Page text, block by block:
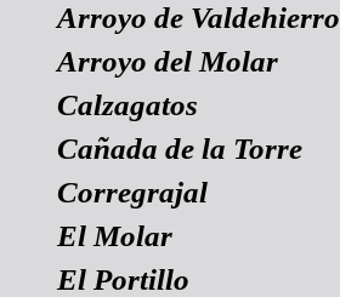
Arroyo de Valdehierro
Arroyo del Molar
Calzagatos
Cañada de la Torre
Corregrajal
El Molar
El Portillo